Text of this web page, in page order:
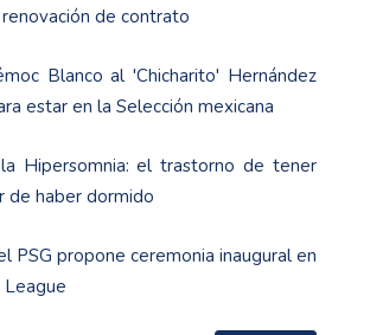
de contrato
Blanco al 'Chicharito' Hernández
estar en la Selección mexicana
Hipersomnia: el trastorno de tener
de haber dormido
PSG propone ceremonia inaugural en
League